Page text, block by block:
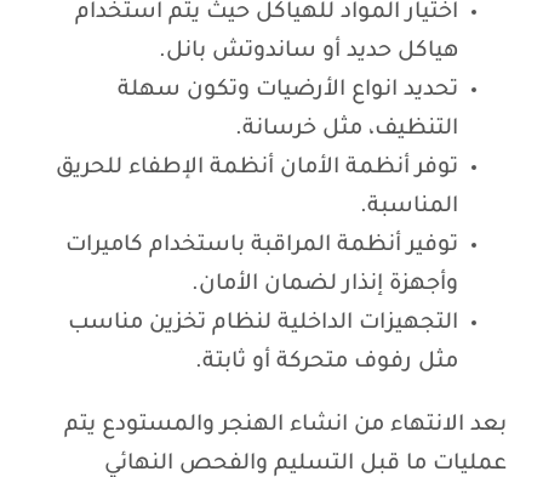
اختيار المواد للهياكل حيث يتم استخدام
هياكل حديد أو ساندوتش بانل.
تحديد انواع الأرضيات وتكون سهلة
التنظيف، مثل خرسانة.
توفر أنظمة الأمان أنظمة الإطفاء للحريق
المناسبة.
توفير أنظمة المراقبة باستخدام كاميرات
وأجهزة إنذار لضمان الأمان.
التجهيزات الداخلية لنظام تخزين مناسب
مثل رفوف متحركة أو ثابتة.
بعد الانتهاء من انشاء الهنجر والمستودع يتم
عمليات ما قبل التسليم والفحص النهائي